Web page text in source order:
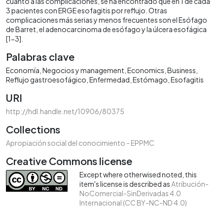
3 pacientes con ERGE esofagitis por reflujo. Otras
complicaciones más serias y menos frecuentes son el Esófago
de Barret, el adenocarcinoma de esófago y la úlcera esofágica
[1-3].
Palabras clave
Economía Negocios y management Economics Business
Reflujo gastroesofágico Enfermedad Estómago Esofagitis
URI
http://hdl.handle.net/10906/80375
Collections
Apropiación social del conocimiento - EPPMC
Creative Commons license
Except where otherwised noted, this
item's license is described asAtribución-
NoComercial-SinDerivadas 4.0
Internacional (CC BY-NC-ND 4.0)